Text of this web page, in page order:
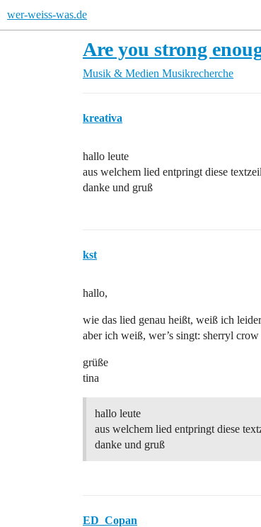
wer-weiss-was.de
Are you strong
Musik & Medien Musikrecherche
kreativa
hallo leute
aus welchem lied entpringt diese
danke und gruß
kst
hallo,
wie das lied genau heißt, weiß ich
aber ich weiß, wer’s singt: sherryl crow
grüße
tina
hallo leute
aus welchem lied entpringt diese
danke und gruß
ED_Copan